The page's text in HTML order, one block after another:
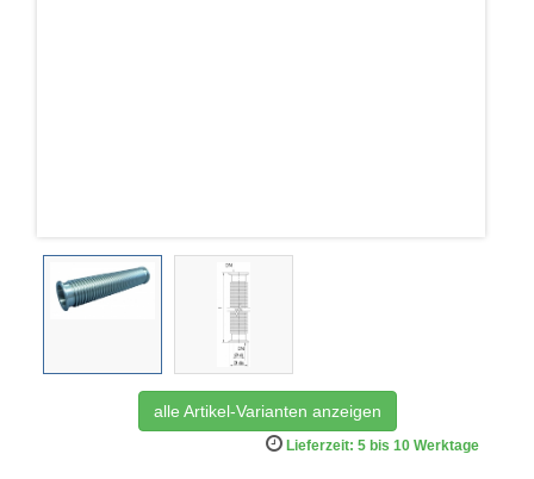
alle Artikel-Varianten anzeigen
Lieferzeit: 5 bis 10 Werktage